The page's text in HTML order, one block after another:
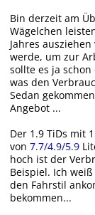
Bin derzeit am
Wägelchen
Jahres
werde, um zur
sollte es ja schon
was den
Sedan
Angebot ...
Der 1.9 TiDs mit
von 7.7/4.9/5.9
hoch ist der
Beispiel. Ich
den Fahrstil
bekommen...